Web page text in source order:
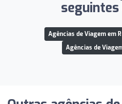
Agências de Viagem em
Agências de